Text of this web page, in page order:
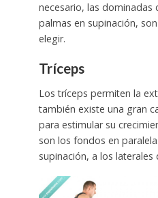
necesario, las dominadas
palmas en supinación,
elegir.
Tríceps
Los tríceps permiten la
también existe una gran
para estimular su
son los fondos en
supinación, a los laterales